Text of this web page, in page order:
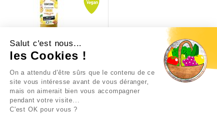
Salut c'est nous...
les Cookies !
On a attendu d'être sûrs que le contenu de ce
site vous intéresse avant de vous déranger,
mais on aimerait bien vous accompagner
pendant votre visite...
C'est OK pour vous ?
VINAIGRETTE TONIQUE
6,60 €